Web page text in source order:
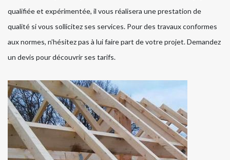
qualifiée et expérimentée, il vous réalisera une prestation de
qualité si vous sollicitez ses services. Pour des travaux conformes
aux normes, n’hésitez pas à lui faire part de votre projet. Demandez
un devis pour découvrir ses tarifs.